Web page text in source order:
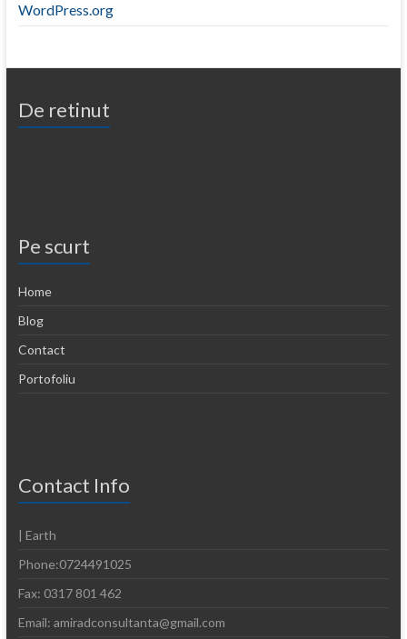
WordPress.org
De retinut
Pe scurt
Home
Blog
Contact
Portofoliu
Contact Info
| Earth
Phone:0724491025
Fax: 0317 801 462
Email: amiradconsultanta@gmail.com